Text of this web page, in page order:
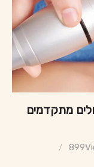
מתקדמים
899